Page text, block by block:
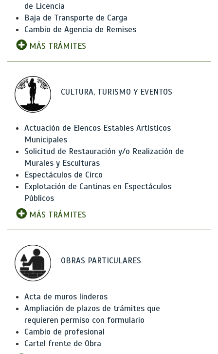
de Licencia
Baja de Transporte de Carga
Cambio de Agencia de Remises
MÁS TRÁMITES
CULTURA, TURISMO Y EVENTOS
Actuación de Elencos Estables Artísticos
Municipales
Solicitud de Restauración y/o Realización de
Murales y Esculturas
Espectáculos de Circo
Explotación de Cantinas en Espectáculos
Públicos
MÁS TRÁMITES
OBRAS PARTICULARES
Acta de muros linderos
Ampliación de plazos de trámites que
requieren permiso con formulario
Cambio de profesional
Cartel frente de Obra